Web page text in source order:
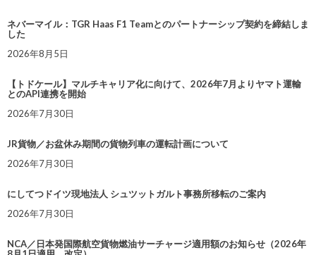
ネバーマイル：TGR Haas F1 Teamとのパートナーシップ契約を締結しま
した
2026年8月5日
【トドケール】マルチキャリア化に向けて、2026年7月よりヤマト運輸
とのAPI連携を開始
2026年7月30日
JR貨物／お盆休み期間の貨物列車の運転計画について
2026年7月30日
にしてつドイツ現地法人 シュツットガルト事務所移転のご案内
2026年7月30日
NCA／日本発国際航空貨物燃油サーチャージ適用額のお知らせ（2026年